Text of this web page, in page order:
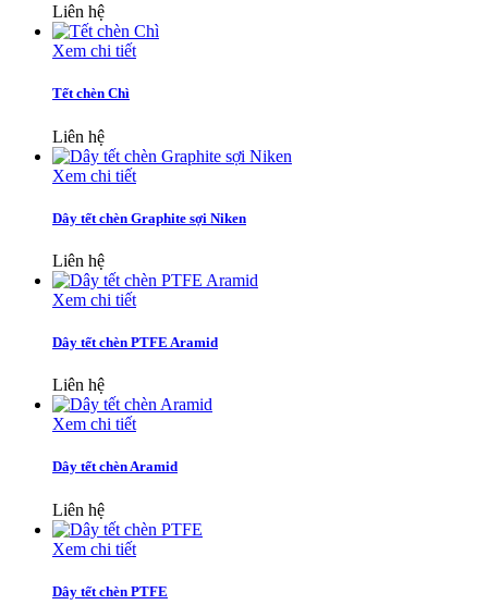
Liên hệ
Xem chi tiết
Tết chèn Chì
Liên hệ
Xem chi tiết
Dây tết chèn Graphite sợi Niken
Liên hệ
Xem chi tiết
Dây tết chèn PTFE Aramid
Liên hệ
Xem chi tiết
Dây tết chèn Aramid
Liên hệ
Xem chi tiết
Dây tết chèn PTFE